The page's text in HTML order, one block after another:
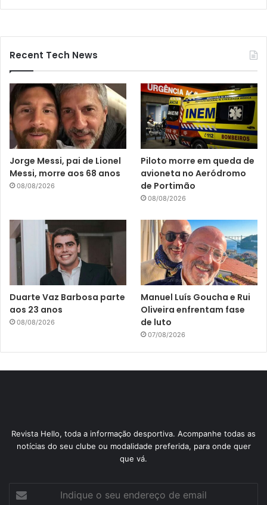
Recent Tech News
Jorge Messi, pai de Lionel
Messi, morre aos 68 anos
08/08/2026
Piloto morre em queda de
avioneta no Aeródromo
de Portimão
08/08/2026
Duarte Vaz Barbosa parte
aos 23 anos
08/08/2026
Manuel Luís Goucha e Rui
Oliveira enfrentam fase
de luto
07/08/2026
Revista Hello, toda a informação desportiva. Acompanhe todas as
notícias do seu clube ou modalidade preferida, para onde quer
que vá.